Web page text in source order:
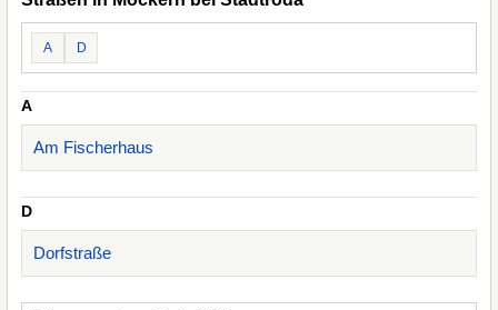
A D
A
Am Fischerhaus
D
Dorfstraße